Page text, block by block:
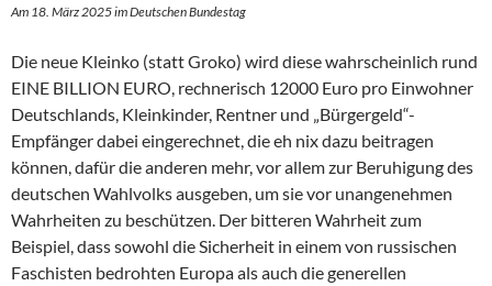
Am 18. März 2025 im Deutschen Bundestag
Die neue Kleinko (statt Groko) wird diese wahrscheinlich rund
EINE BILLION EURO, rechnerisch 12000 Euro pro Einwohner
Deutschlands, Kleinkinder, Rentner und „Bürgergeld“-
Empfänger dabei eingerechnet, die eh nix dazu beitragen
können, dafür die anderen mehr, vor allem zur Beruhigung des
deutschen Wahlvolks ausgeben, um sie vor unangenehmen
Wahrheiten zu beschützen. Der bitteren Wahrheit zum
Beispiel, dass sowohl die Sicherheit in einem von russischen
Faschisten bedrohten Europa als auch die generellen